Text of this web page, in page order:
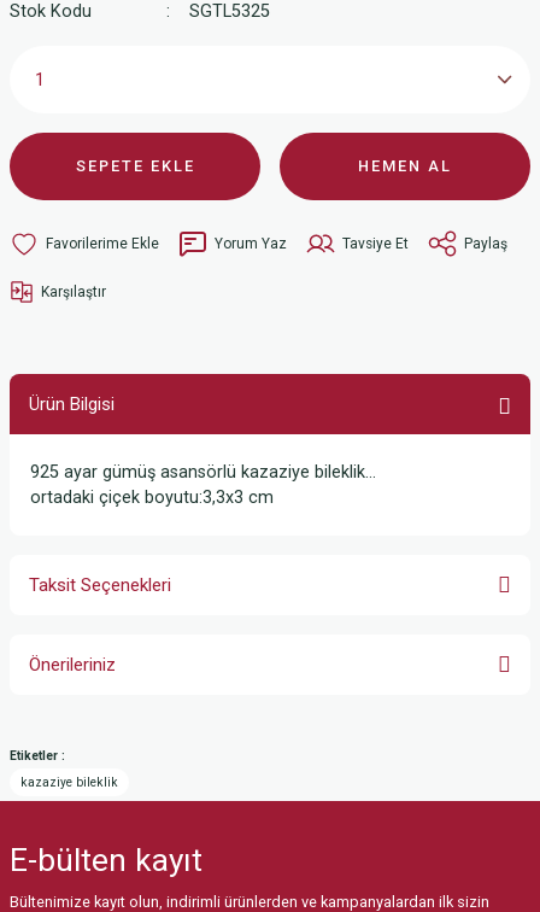
Stok Kodu
SGTL5325
SEPETE EKLE HEMEN AL
Yorum Yaz Tavsiye Et Paylaş
Karşılaştır
Ürün Bilgisi
925 ayar gümüş asansörlü kazaziye bileklik...
ortadaki çiçek boyutu:3,3x3 cm
Taksit Seçenekleri
Önerileriniz
yetersiz gördüğünüz noktaları öneri formunu kullanarak tarafımıza
iletebilirsiniz.
Görüş ve önerileriniz için teşekkür ederiz.
Ürün resmi kalitesiz, bozuk veya görüntülenemiyor.
Ürün açıklamasında eksik bilgiler bulunuyor.
Etiketler :
kazaziye bileklik
E-bülten kayıt
Bültenimize kayıt olun, indirimli ürünlerden ve kampanyalardan ilk sizin